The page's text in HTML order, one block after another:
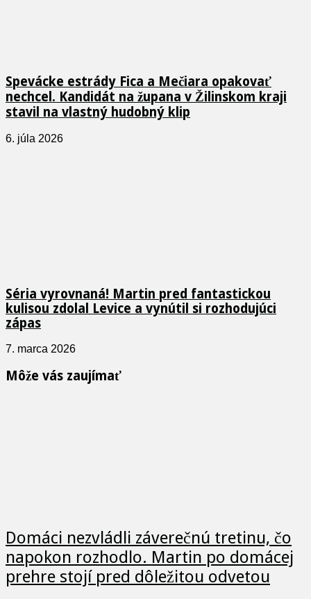
Spevácke estrády Fica a Mečiara opakovať
nechcel. Kandidát na župana v Žilinskom kraji
stavil na vlastný hudobný klip
6. júla 2026
Séria vyrovnaná! Martin pred fantastickou
kulisou zdolal Levice a vynútil si rozhodujúci
zápas
7. marca 2026
Môže vás zaujímať
Domáci nezvládli záverečnú tretinu, čo
napokon rozhodlo. Martin po domácej
prehre stojí pred dôležitou odvetou